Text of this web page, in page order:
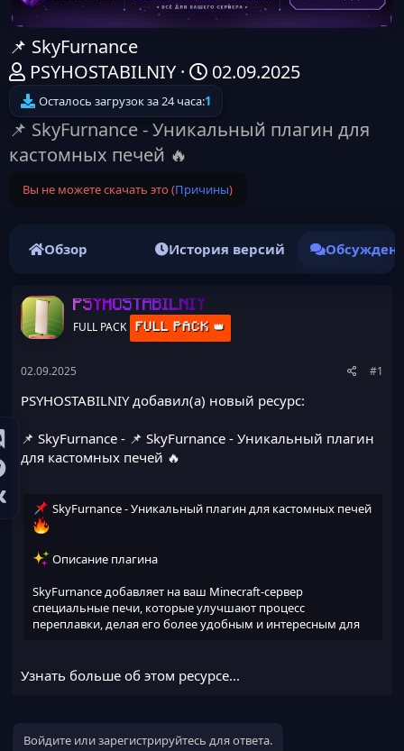
📌 SkyFurnance
А
в
т
о
т
м
PSYHOSTABILNIY
Д
т
а
а
02.09.2025
Осталось загрузок за 24 часа:1
📌 SkyFurnance - Уникальный плагин для
кастомных печей 🔥
Вы не можете скачать это (Причины)
Обзор История версий
PSYHOSTABILNIY
FULL PACK FULL PACK 👑
02.09.2025 #1
PSYHOSTABILNIY добавил(а) новый ресурс:
📌 SkyFurnance - 📌 SkyFurnance - Уникальный плагин
для кастомных печей 🔥
SkyFurnance - Уникальный плагин для кастомных печей
Описание плагина
SkyFurnance добавляет на ваш Minecraft-сервер
специальные печи, которые улучшают процесс
переплавки, делая его более удобным и интересным для
Версия Minecraft: 1.16.5
Узнать больше об этом ресурсе...
Войдите или зарегистрируйтесь для ответа.